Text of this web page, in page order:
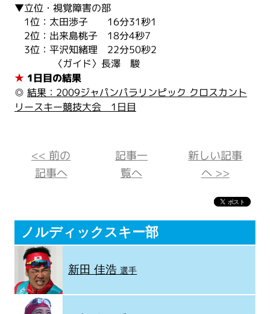
▼立位・視覚障害の部
1位：太田渉子 16分31秒1
2位：出来島桃子 18分4秒7
3位：平沢知緒理 22分50秒2
〈ガイド〉長澤 駿
★ 1日目の結果
◎ 結果：2009ジャパンパラリンピック クロスカント
リースキー競技大会 1日目
<< 前の
記事へ
記事一
覧へ
新しい記事
へ >>
ノルディックスキー部
新田 佳浩選手